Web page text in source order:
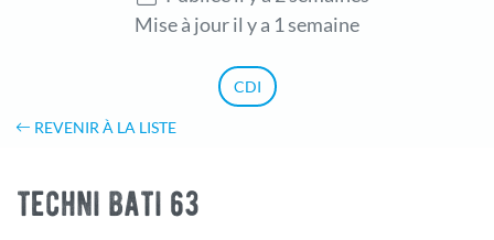
Mise à jour il y a 1 semaine
CDI
REVENIR À LA LISTE
techni bati 63